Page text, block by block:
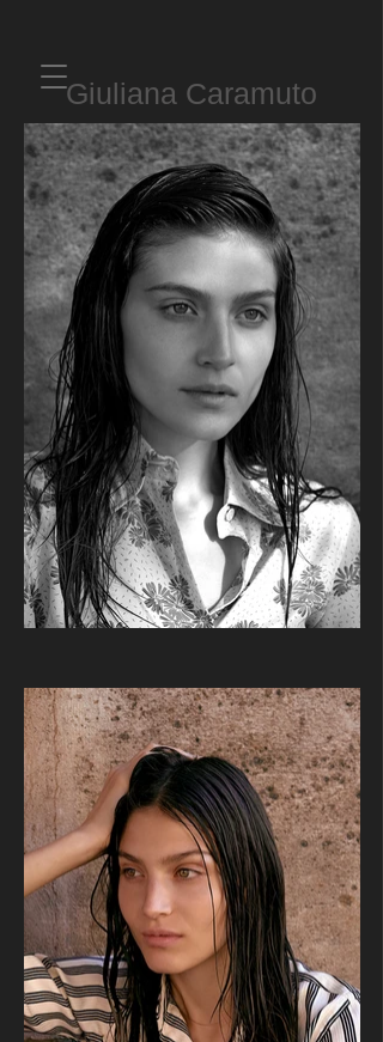
Giuliana Caramuto